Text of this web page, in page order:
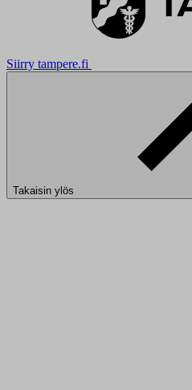
Siirry tampere.fi
Takaisin ylös